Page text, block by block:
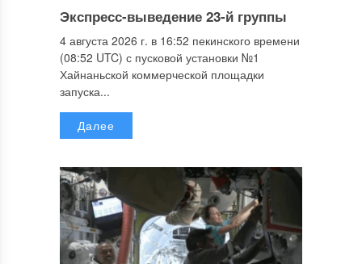
Экспресс-выведение 23-й группы
4 августа 2026 г. в 16:52 пекинского времени
(08:52 UTC) с пусковой установки №1
Хайнаньской коммерческой площадки
запуска...
Далее